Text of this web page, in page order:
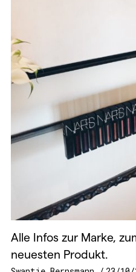
Alle Infos zur Marke,
neuesten Produkt.